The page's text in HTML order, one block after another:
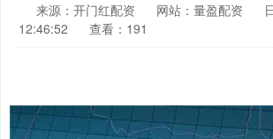
来源：开门红配资 网站：量盈配资
12:46:52
查看：191